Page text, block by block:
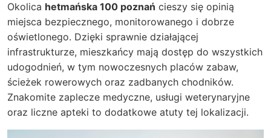
Okolica hetmańska 100 poznań cieszy się opinią
miejsca bezpiecznego, monitorowanego i dobrze
oświetlonego. Dzięki sprawnie działającej
infrastrukturze, mieszkańcy mają dostęp do wszystkich
udogodnień, w tym nowoczesnych placów zabaw,
ścieżek rowerowych oraz zadbanych chodników.
Znakomite zaplecze medyczne, usługi weterynaryjne
oraz liczne apteki to dodatkowe atuty tej lokalizacji.